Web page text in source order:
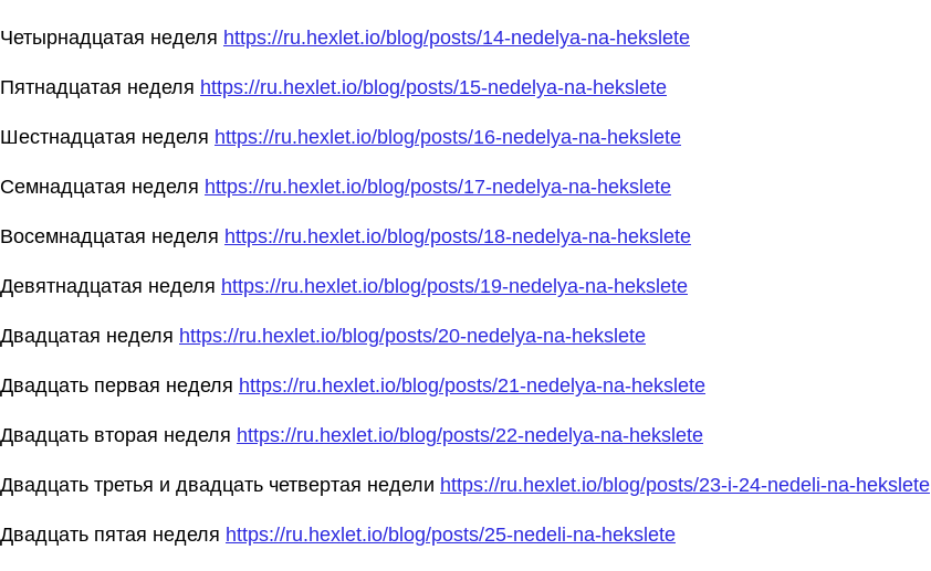
Четырнадцатая неделя https://ru.hexlet.io/blog/posts/14-nedelya-na-hekslete
Пятнадцатая неделя https://ru.hexlet.io/blog/posts/15-nedelya-na-hekslete
Шестнадцатая неделя https://ru.hexlet.io/blog/posts/16-nedelya-na-hekslete
Семнадцатая неделя https://ru.hexlet.io/blog/posts/17-nedelya-na-hekslete
Восемнадцатая неделя https://ru.hexlet.io/blog/posts/18-nedelya-na-hekslete
Девятнадцатая неделя https://ru.hexlet.io/blog/posts/19-nedelya-na-hekslete
Двадцатая неделя https://ru.hexlet.io/blog/posts/20-nedelya-na-hekslete
Двадцать первая неделя https://ru.hexlet.io/blog/posts/21-nedelya-na-hekslete
Двадцать вторая неделя https://ru.hexlet.io/blog/posts/22-nedelya-na-hekslete
Двадцать третья и двадцать четвертая недели https://ru.hexlet.io/blog/posts/23-i-24-nedeli-na-hekslete
Двадцать пятая неделя https://ru.hexlet.io/blog/posts/25-nedeli-na-hekslete